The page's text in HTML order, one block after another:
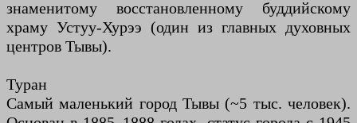
знаменитому восстановленному буддийскому
храму Устуу-Хурээ (один из главных духовных
центров Тывы).
Туран
Самый маленький город Тывы (~5 тыс. человек).